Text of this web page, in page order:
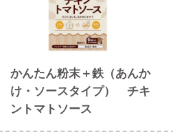
かんたん粉末＋鉄（あんか
け・ソースタイプ） チキ
ントマトソース